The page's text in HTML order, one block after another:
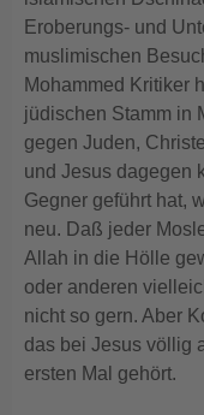
Eroberungs- und
muslimischen
Mohammed Kritiker
jüdischen Stamm in
gegen Juden,
und Jesus dagegen
Gegner geführt hat,
neu. Daß jeder
Allah in die Hölle
oder anderen
nicht so gern. Aber
das bei Jesus völlig
ersten Mal gehört.